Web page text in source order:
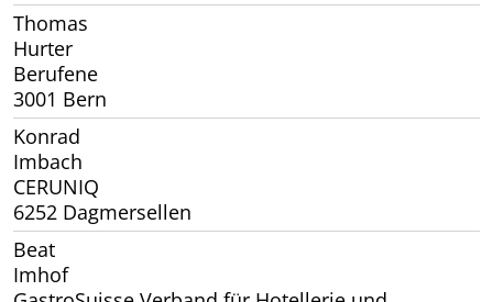
Thomas
Hurter
Berufene
3001 Bern
Konrad
Imbach
CERUNIQ
6252 Dagmersellen
Beat
Imhof